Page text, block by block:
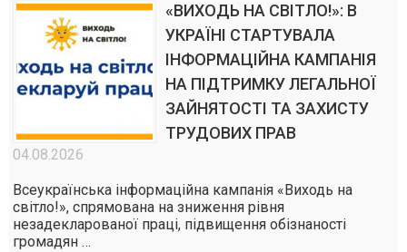
«ВИХОДЬ НА СВІТЛО!»: В
УКРАЇНІ СТАРТУВАЛА
ІНФОРМАЦІЙНА КАМПАНІЯ
НА ПІДТРИМКУ ЛЕГАЛЬНОЇ
ЗАЙНЯТОСТІ ТА ЗАХИСТУ
ТРУДОВИХ ПРАВ
04.08.2026
Всеукраїнська інформаційна кампанія «Виходь на
світло!», спрямована на зниження рівня
незадекларованої праці, підвищення обізнаності
громадян …